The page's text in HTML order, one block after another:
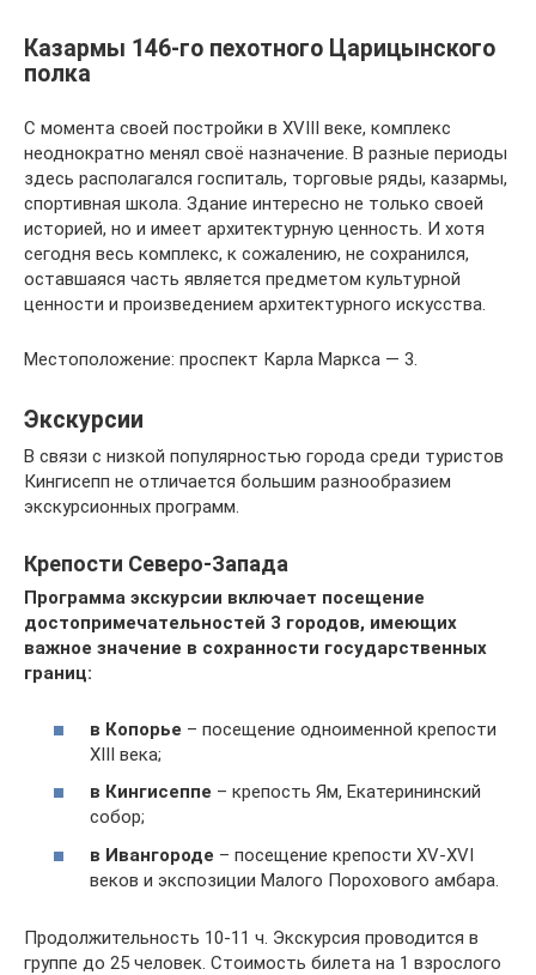
Казармы 146-го пехотного Царицынского
полка
С момента своей постройки в XVIII веке, комплекс
неоднократно менял своё назначение. В разные периоды
здесь располагался госпиталь, торговые ряды, казармы,
спортивная школа. Здание интересно не только своей
историей, но и имеет архитектурную ценность. И хотя
сегодня весь комплекс, к сожалению, не сохранился,
оставшаяся часть является предметом культурной
ценности и произведением архитектурного искусства.
Местоположение: проспект Карла Маркса — 3.
Экскурсии
В связи с низкой популярностью города среди туристов
Кингисепп не отличается большим разнообразием
экскурсионных программ.
Крепости Северо-Запада
Программа экскурсии включает посещение
достопримечательностей 3 городов, имеющих
важное значение в сохранности государственных
границ:
в Копорье – посещение одноименной крепости
XIII века;
в Кингисеппе – крепость Ям, Екатерининский
собор;
в Ивангороде – посещение крепости XV-XVI
веков и экспозиции Малого Порохового амбара.
Продолжительность 10-11 ч. Экскурсия проводится в
группе до 25 человек. Стоимость билета на 1 взрослого